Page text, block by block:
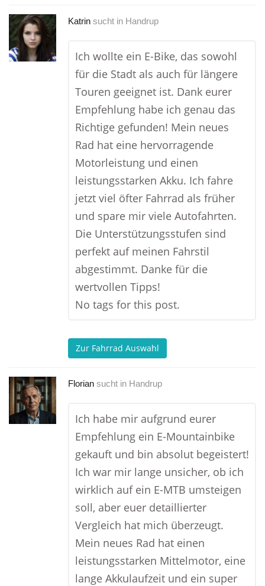
Katrin sucht in Handrup
Ich wollte ein E-Bike, das sowohl
für die Stadt als auch für längere
Touren geeignet ist. Dank eurer
Empfehlung habe ich genau das
Richtige gefunden! Mein neues
Rad hat eine hervorragende
Motorleistung und einen
leistungsstarken Akku. Ich fahre
jetzt viel öfter Fahrrad als früher
und spare mir viele Autofahrten.
Die Unterstützungsstufen sind
perfekt auf meinen Fahrstil
abgestimmt. Danke für die
wertvollen Tipps!
No tags for this post.
Zur Fahrrad Auswahl
Florian sucht in Handrup
Ich habe mir aufgrund eurer
Empfehlung ein E-Mountainbike
gekauft und bin absolut begeistert!
Ich war mir lange unsicher, ob ich
wirklich auf ein E-MTB umsteigen
soll, aber euer detaillierter
Vergleich hat mich überzeugt.
Mein neues Rad hat einen
leistungsstarken Mittelmotor, eine
lange Akkulaufzeit und ein super